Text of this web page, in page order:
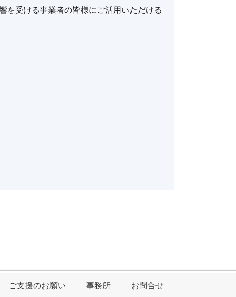
を受ける事業者の皆様にご活用いただける
ご支援のお願い 事務所 お問合せ